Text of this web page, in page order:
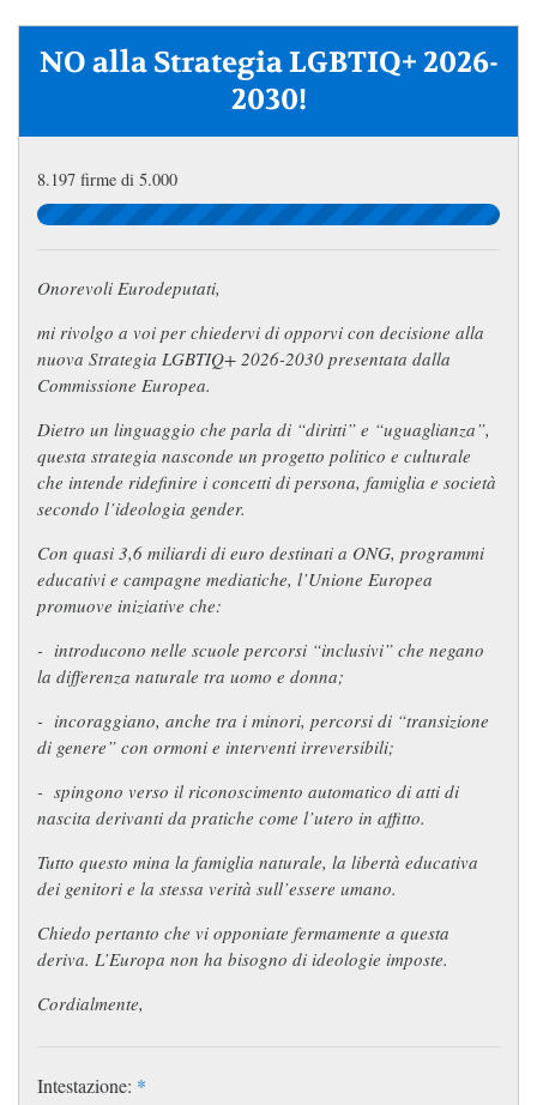
NO alla Strategia LGBTIQ+ 2026-
2030!
8.197 firme di 5.000
Onorevoli Eurodeputati,
mi rivolgo a voi per chiedervi di opporvi con decisione alla
nuova Strategia LGBTIQ+ 2026-2030 presentata dalla
Commissione Europea.
Dietro un linguaggio che parla di “diritti” e “uguaglianza”,
questa strategia nasconde un progetto politico e culturale
che intende ridefinire i concetti di persona, famiglia e società
secondo l’ideologia gender.
Con quasi 3,6 miliardi di euro destinati a ONG, programmi
educativi e campagne mediatiche, l’Unione Europea
promuove iniziative che:
- introducono nelle scuole percorsi “inclusivi” che negano
la differenza naturale tra uomo e donna;
- incoraggiano, anche tra i minori, percorsi di “transizione
di genere” con ormoni e interventi irreversibili;
- spingono verso il riconoscimento automatico di atti di
nascita derivanti da pratiche come l’utero in affitto.
Tutto questo mina la famiglia naturale, la libertà educativa
dei genitori e la stessa verità sull’essere umano.
Chiedo pertanto che vi opponiate fermamente a questa
deriva. L’Europa non ha bisogno di ideologie imposte.
Cordialmente,
Intestazione: *